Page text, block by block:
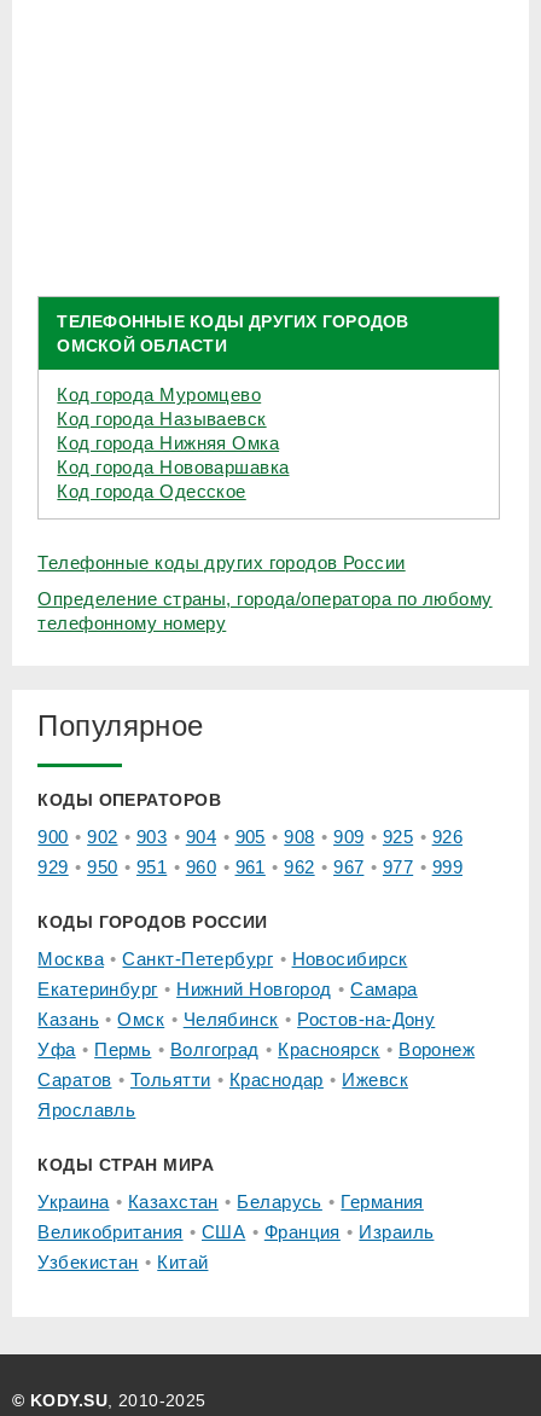
ТЕЛЕФОННЫЕ КОДЫ ДРУГИХ ГОРОДОВ
ОМСКОЙ ОБЛАСТИ
Код города Муромцево
Код города Называевск
Код города Нижняя Омка
Код города Нововаршавка
Код города Одесское
Телефонные коды других городов России
Определение страны, города/оператора по любому
телефонному номеру
Популярное
КОДЫ ОПЕРАТОРОВ
900 902 903 904 905 908 909 925
926
929
950 951 960 961 962 967 977 999
КОДЫ ГОРОДОВ РОССИИ
Москва Санкт-Петербург
Новосибирск
Екатеринбург
Нижний Новгород
Самара
Казань
Омск Челябинск
Ростов-на-Дону
Уфа
Пермь Волгоград Красноярск
Воронеж
Саратов
Тольятти Краснодар
Ижевск
Ярославль
КОДЫ СТРАН МИРА
Украина Казахстан Беларусь
Германия
Великобритания
США Франция
Израиль
Узбекистан
Китай
© KODY.SU, 2010-2025